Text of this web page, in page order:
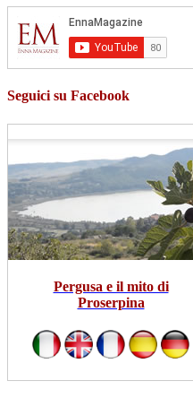
Seguici su Facebook
Pergusa e il mito di
Proserpina